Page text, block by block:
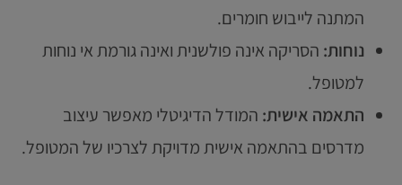
המתנה לייבוש חומרים.
נוחות: הסריקה אינה פולשנית ואינה גורמת אי נוחות
למטופל.
התאמה אישית: המודל הדיגיטלי מאפשר עיצוב
מדרסים בהתאמה אישית מדויקת לצרכיו של המטופל.